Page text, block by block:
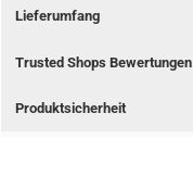
Lieferumfang
Trusted Shops Bewertungen
Produktsicherheit